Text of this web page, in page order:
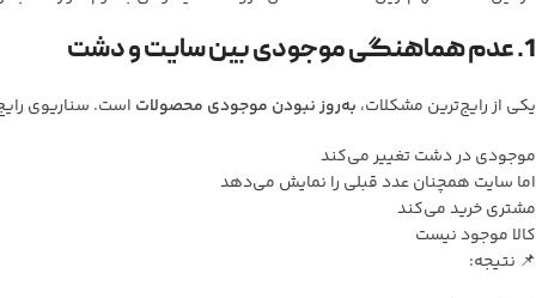
1. عدم هماهنگی موجودی بین سایت و دشت
یکی از رایج‌ترین مشکلات، به‌روز نبودن موجودی محصولات است. سناریوی
موجودی در دشت تغییر می‌کند
اما سایت همچنان عدد قبلی را نمایش می‌دهد
مشتری خرید می‌کند
کالا موجود نیست
📌 نتیجه: